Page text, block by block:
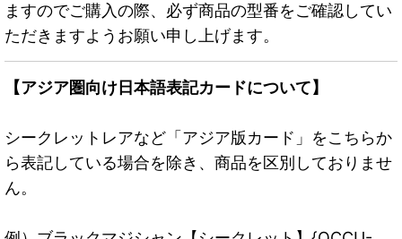
ますのでご購入の際、必ず商品の型番をご確認してい
ただきますようお願い申し上げます。
【アジア圏向け日本語表記カードについて】
シークレットレアなど「アジア版カード」をこちらか
ら表記している場合を除き、商品を区別しておりませ
ん。